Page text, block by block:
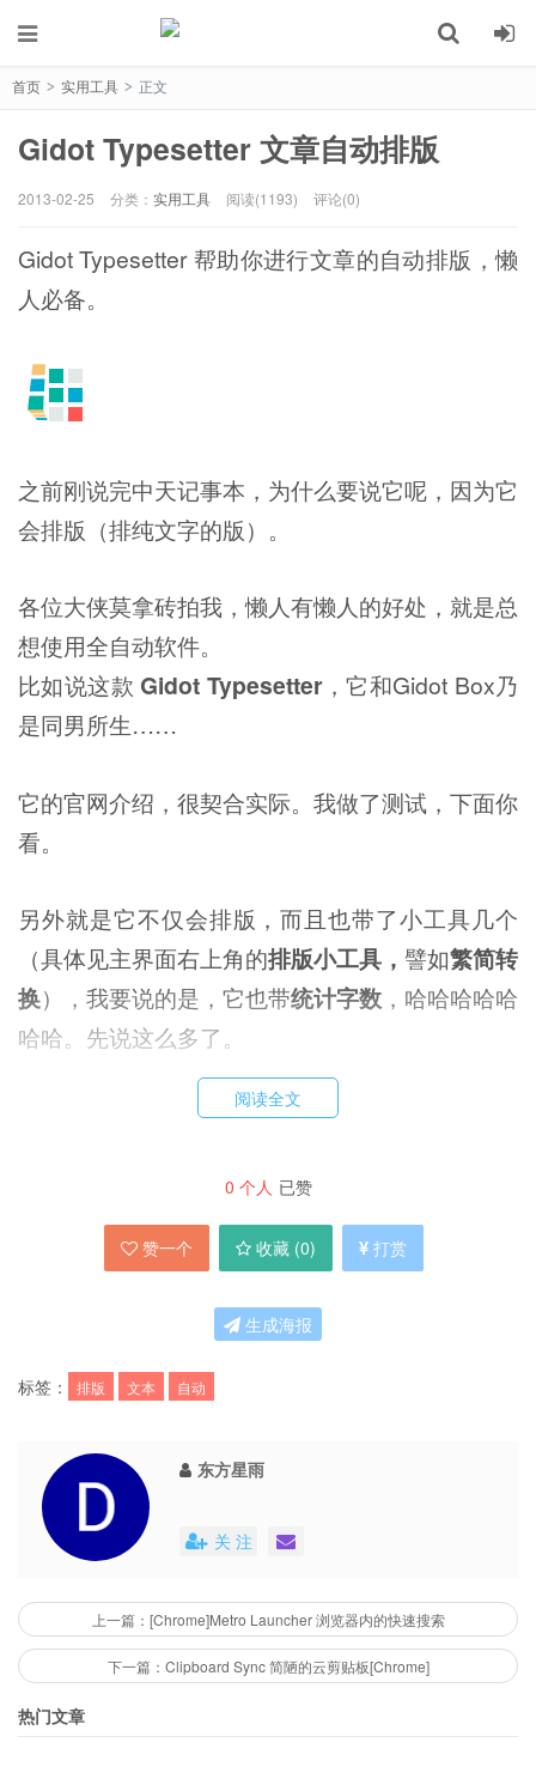
首页 > 实用工具 > 正文
Gidot Typesetter 文章自动排版
2013-02-25 分类： 实用工具 阅读(1193) 评论(0)
Gidot Typesetter 帮助你进行文章的自动排版，懒
人必备。
之前刚说完中天记事本，为什么要说它呢，因为它
会排版（排纯文字的版）。
各位大侠莫拿砖拍我，懒人有懒人的好处，就是总
想使用全自动软件。
比如说这款 Gidot Typesetter，它和Gidot Box乃
是同男所生……
它的官网介绍，很契合实际。我做了测试，下面你
看。
另外就是它不仅会排版，而且也带了小工具几个
（具体见主界面右上角的排版小工具， 譬如繁简转
换），我要说的是，它也带统计字数 ，哈哈哈哈哈
哈哈。先说这么多了。
它共举了三例，我直截取了“普通测试文本”的测
升级至 3.04 版本，请前往官方下载：
http://www.gidot.cn/typesetter/download.html
下载(1.34MB): easy-share | 来自93876软件园 |
mediafire | filefront | live | 新浪
阅读全文
0 个人 已赞
赞一个 收藏 (0) 打赏
生成海报
标签： 排版 文本 自动
东方星雨
关 注
上一篇：[Chrome]Metro Launcher 浏览器内的快速搜索
下一篇：Clipboard Sync 简陋的云剪贴板[Chrome]
热门文章